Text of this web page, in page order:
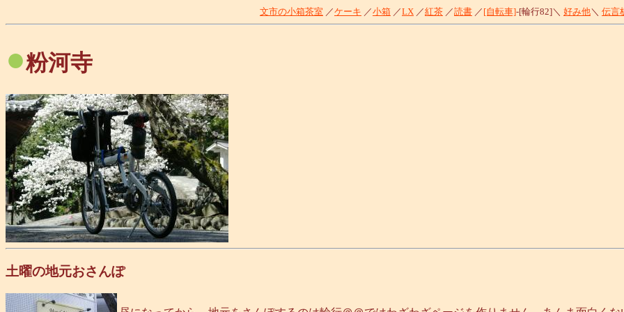
文市の小箱茶室 ／ケーキ ／小箱 ／LX ／紅茶 ／読書 ／ [自転車]-[輪行82]＼ 好み他＼ 伝言
●粉河寺
土曜の地元おさんぽ